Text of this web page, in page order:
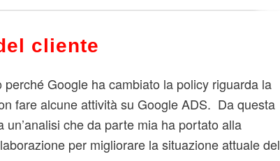
cliente
perché Google ha cambiato la policy riguarda la
fare alcune attività su Google ADS. Da questa
un’analisi che da parte mia ha portato alla
per migliorare la situazione attuale del